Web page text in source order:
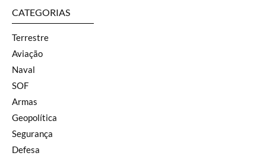
CATEGORIAS
Terrestre
Aviação
Naval
SOF
Armas
Geopolítica
Segurança
Defesa